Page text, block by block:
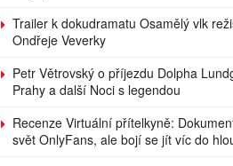
Trailer k dokudramatu Osamělý vlk
Ondřeje Veverky
Petr Větrovský o příjezdu Dolpha
Prahy a další Noci s legendou
Recenze Virtuální přítelkyně:
svět OnlyFans, ale bojí se jít víc do